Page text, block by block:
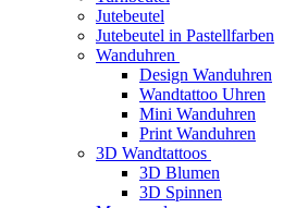
Jutebeutel
Jutebeutel in Pastellfarben
Wanduhren
Design Wanduhren
Wandtattoo Uhren
Mini Wanduhren
Print Wanduhren
3D Wandtattoos
3D Blumen
3D Spinnen